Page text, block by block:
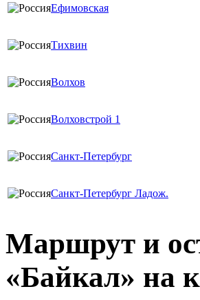
Ефимовская
Тихвин
Волхов
Волховстрой 1
Санкт-Петербург
Санкт-Петербург Ладож.
Маршрут и
«Байкал» на